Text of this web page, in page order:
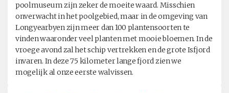
poolmuseum zijn zeker de moeite waard. Misschien
onverwacht in het poolgebied, maar in de omgeving van
Longyearbyen zijn meer dan 100 plantensoorten te
vinden waaronder veel planten met mooie bloemen. In de
vroege avond zal het schip vertrekken en de grote Isfjord
invaren. In deze 75 kilometer lange fjord zien we
mogelijk al onze eerste walvissen.